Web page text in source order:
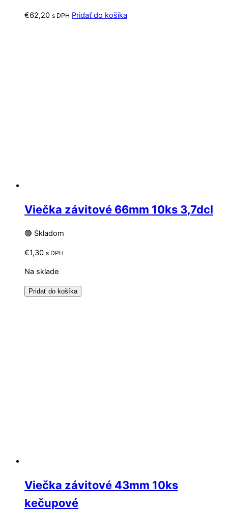
€62,20 s DPH Pridať do košíka
Viečka závitové 66mm 10ks 3,7dcl
🟢 Skladom
€1,30 s DPH
Na sklade
Pridať do košíka
Viečka závitové 43mm 10ks
kečupové